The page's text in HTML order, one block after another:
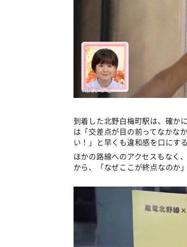
到着した北野白梅町駅は、確か
は「交差点が目の前ってなかな
い！」と早くも違和感を口にする
ほかの路線へのアクセスもなく
から、「なぜここが終点なのか